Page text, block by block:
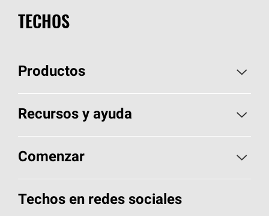
TECHOS
Productos
Elija sus tejas
Encuentre un contratista
Componentes para techos
Recursos y ayuda
Aspectos básicos sobre techos
Herramientas de diseño y color
Comenzar
Llame al 1-800-GET-PINK®
Techos en redes sociales